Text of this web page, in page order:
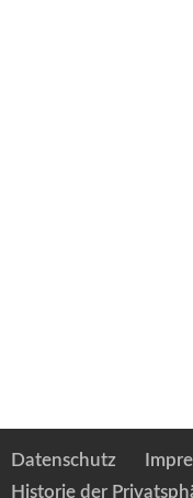
Datenschutz
Historie der